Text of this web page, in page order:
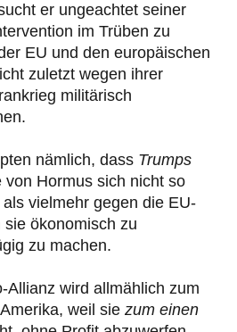
er ungeachtet seiner
im Trüben zu
EU und den europäischen
zuletzt wegen ihrer
militärisch
nämlich, dass Trumps
Hormus sich nicht so
vielmehr gegen die EU-
ökonomisch zu
zu machen.
Allianz wird allmählich zum
Amerika, weil sie zum einen